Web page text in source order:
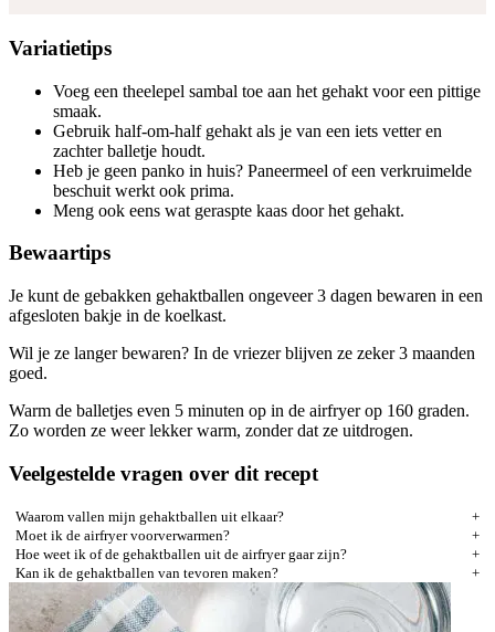
Variatietips
Voeg een theelepel sambal toe aan het gehakt voor een pittige
smaak.
Gebruik half-om-half gehakt als je van een iets vetter en
zachter balletje houdt.
Heb je geen panko in huis? Paneermeel of een verkruimelde
beschuit werkt ook prima.
Meng ook eens wat geraspte kaas door het gehakt.
Bewaartips
Je kunt de gebakken gehaktballen ongeveer 3 dagen bewaren in een
afgesloten bakje in de koelkast.
Wil je ze langer bewaren? In de vriezer blijven ze zeker 3 maanden
goed.
Warm de balletjes even 5 minuten op in de airfryer op 160 graden.
Zo worden ze weer lekker warm, zonder dat ze uitdrogen.
Veelgestelde vragen over dit recept
Waarom vallen mijn gehaktballen uit elkaar?
Moet ik de airfryer voorverwarmen?
Hoe weet ik of de gehaktballen uit de airfryer gaar zijn?
Kan ik de gehaktballen van tevoren maken?